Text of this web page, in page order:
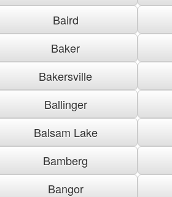
Baird
Baker
Bakersville
Ballinger
Balsam Lake
Bamberg
Bangor